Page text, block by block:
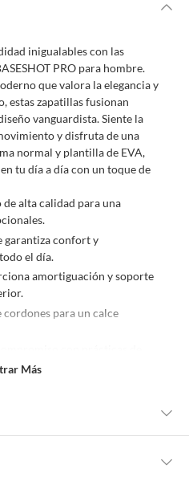
inigualables con las
PRO para hombre.
que valora la elegancia y
estas zapatillas fusionan
vanguardista. Siente la
y disfruta de una
normal y plantilla de EVA,
tu día a día con un toque de
alta calidad para una
garantiza confort y
el día.
amortiguación y soporte
cordones para un calce
Más